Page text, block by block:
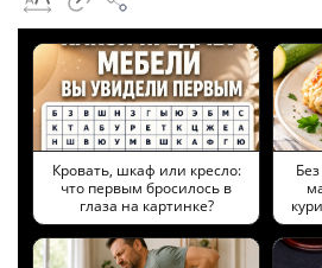
Кровать, шкаф или кресло:
что первым бросилось в
глаза на картинке?